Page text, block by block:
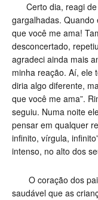
Certo dia, reagi de
gargalhadas. Quando
que você me ama!
desconcertado,
agradeci ainda mais
minha reação. Aí, ele
diria algo diferente,
que você me ama”.
seguiu. Numa noite
pensar em qualquer
infinito, vírgula,
intenso, no alto dos
O coração dos
saudável que as